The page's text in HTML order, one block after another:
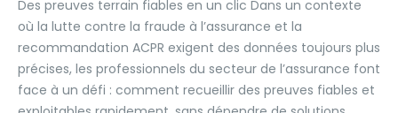
Des preuves terrain fiables en un clic Dans un contexte
où la lutte contre la fraude à l’assurance et la
recommandation ACPR exigent des données toujours plus
précises, les professionnels du secteur de l’assurance font
face à un défi : comment recueillir des preuves fiables et